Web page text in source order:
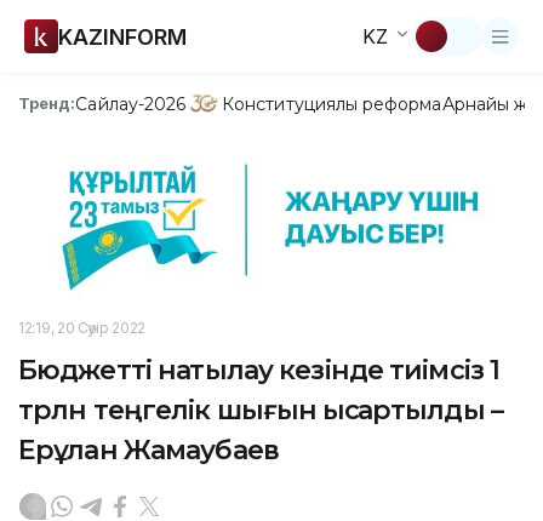
KAZINFORM KZ
Тренд:Сайлау-2026 Конституциялық реформаАрнайы
12:19, 20 Сәуір 2022
Бюджетті нақтылау кезінде тиімсіз 1
трлн теңгелік шығын қысқартылды –
Ерұлан Жамаубаев